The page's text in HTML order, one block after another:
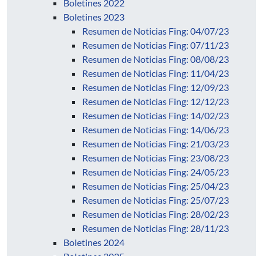
Boletines 2022
Boletines 2023
Resumen de Noticias Fing: 04/07/23
Resumen de Noticias Fing: 07/11/23
Resumen de Noticias Fing: 08/08/23
Resumen de Noticias Fing: 11/04/23
Resumen de Noticias Fing: 12/09/23
Resumen de Noticias Fing: 12/12/23
Resumen de Noticias Fing: 14/02/23
Resumen de Noticias Fing: 14/06/23
Resumen de Noticias Fing: 21/03/23
Resumen de Noticias Fing: 23/08/23
Resumen de Noticias Fing: 24/05/23
Resumen de Noticias Fing: 25/04/23
Resumen de Noticias Fing: 25/07/23
Resumen de Noticias Fing: 28/02/23
Resumen de Noticias Fing: 28/11/23
Boletines 2024